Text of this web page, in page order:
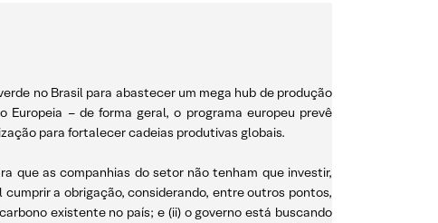
no Brasil para abastecer um mega hub de produção
– de forma geral, o programa europeu prevê
para fortalecer cadeias produtivas globais.
que as companhias do setor não tenham que investir,
a obrigação, considerando, entre outros pontos,
existente no país; e (ii) o governo está buscando